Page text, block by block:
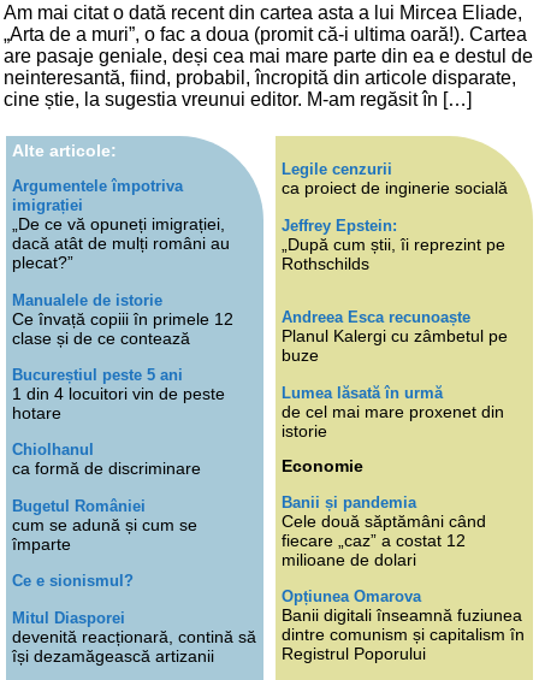
Am mai citat o dată recent din cartea asta a lui Mircea Eliade,
„Arta de a muri”, o fac a doua (promit că-i ultima oară!). Cartea
are pasaje geniale, deși cea mai mare parte din ea e destul de
neinteresantă, fiind, probabil, încropită din articole disparate,
cine știe, la sugestia vreunui editor. M-am regăsit în […]
Alte articole:
Argumentele împotriva
imigrației
„De ce vă opuneți imigrației,
dacă atât de mulți români au
plecat?”
Manualele de istorie
Ce învață copiii în primele 12
clase și de ce contează
Bucureștiul peste 5 ani
1 din 4 locuitori vin de peste
hotare
Chiolhanul
ca formă de discriminare
Bugetul României
cum se adună și cum se
împarte
Ce e sionismul?
Mitul Diasporei
devenită reacționară, contină să
își dezamăgească artizanii
Legile cenzurii
ca proiect de inginerie socială
Jeffrey Epstein:
„După cum știi, îi reprezint pe
Rothschilds
Andreea Esca recunoaște
Planul Kalergi cu zâmbetul pe
buze
Lumea lăsată în urmă
de cel mai mare proxenet din
istorie
Economie
Banii și pandemia
Cele două săptămâni când
fiecare „caz” a costat 12
milioane de dolari
Opțiunea Omarova
Banii digitali înseamnă fuziunea
dintre comunism și capitalism în
Registrul Poporului